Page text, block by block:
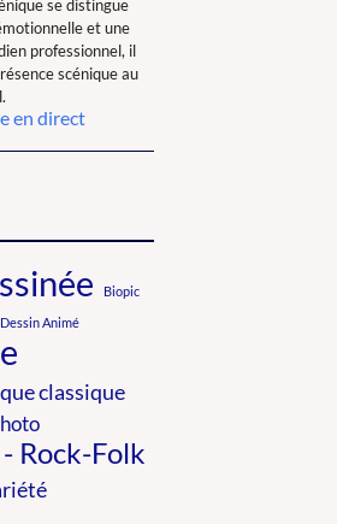
se distingue
et une
professionnel, il
scénique au
en direct
Biopic
Dessin Animé
classique
Rock-Folk